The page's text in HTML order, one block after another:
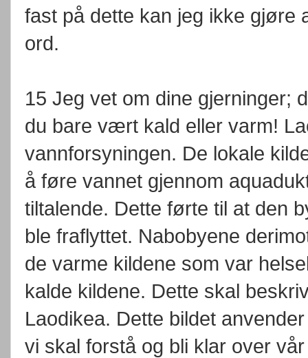
fast på dette kan jeg ikke gjøre
ord.
15 Jeg vet om dine gjerninger;
du bare vært kald eller varm!
vannforsyningen. De lokale
å føre vannet gjennom
tiltalende. Dette førte til at den
ble fraflyttet. Nabobyene
de varme kildene som var
kalde kildene. Dette skal
Laodikea. Dette bildet
vi skal forstå og bli klar over